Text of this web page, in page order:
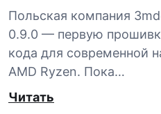
Польская компания
0.9.0 — первую
кода для современной
AMD Ryzen. Пока…
Читать